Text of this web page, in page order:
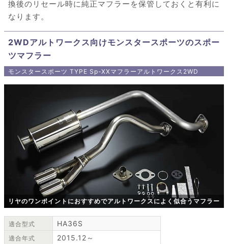
換後のリセール時に純正マフラーを保管しておくと有利に
なります。
2WDアルトワークス向けモンスタースポーツのスポー
ツマフラー
モンスタースポーツ TYPE Sp-XXマフラーアルトワークス2WD
リヤのワンポイントにおすすめでアルトワークスによく似合うマフラー
適合型式 HA36S
適合年式 2015.12～